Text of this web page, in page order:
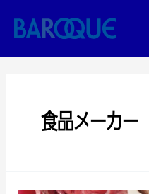
食品メーカー